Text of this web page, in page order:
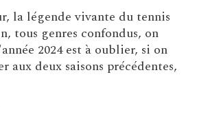
la légende vivante du tennis
tous genres confondus, on
2024 est à oublier, si on
aux deux saisons précédentes,